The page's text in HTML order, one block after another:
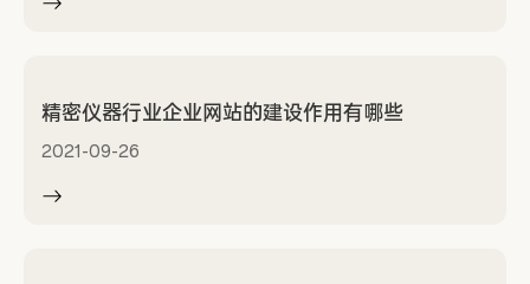
精密仪器行业企业网站的建设作用有哪些
2021-09-26